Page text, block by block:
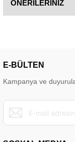
ÖNERİLERİNİZ
E-BÜLTEN
Kampanya ve